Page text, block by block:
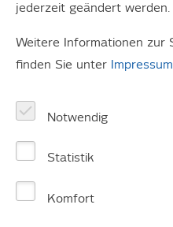
2025 plant das
Infrastruktur zu
den Erhalt, den Ausbau
Auf dem heutigen
Dr. Erik Landeck
Aufsichtsratsvorsitzenden
Themen und Projekten für
jederzeit geändert werden.
Weitere Informationen zur
finden Sie unter Impressum
Notwendig
Statistik
Komfort